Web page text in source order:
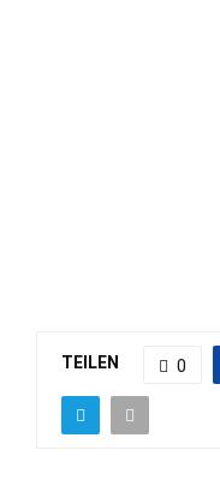
TEILEN 0